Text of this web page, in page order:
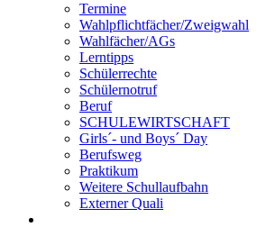
Termine
Wahlpflichtfächer/Zweigwahl
Wahlfächer/AGs
Lerntipps
Schülerrechte
Schülernotruf
Beruf
SCHULEWIRTSCHAFT
Girls´- und Boys´ Day
Berufsweg
Praktikum
Weitere Schullaufbahn
Externer Quali